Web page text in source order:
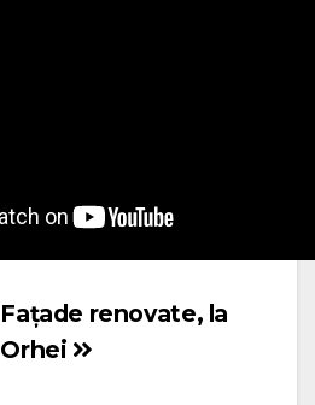
Fațade renovate, la
Orhei